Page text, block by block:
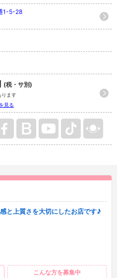
1-5-28
(税・サ別)
ります
見る
と上質さを大切にしたお店です♪
こんな方を募集中